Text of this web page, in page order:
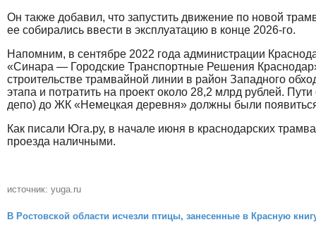
Он также добавил, что запустить движение по новой
ее собирались ввести в эксплуатацию в конце 2026-го.
Напомним, в сентябре 2022 года администрации
«Синара — Городские Транспортные Решения
строительстве трамвайной линии в район Западного
этапа и потратить на проект около 28,2 млрд рублей.
депо) до ЖК «Немецкая деревня» должны были
Как писали Юга.ру, в начале июня в краснодарских
проезда наличными.
источник: yuga.ru
В Ростовской области исчезли птицы, занесенные в Красную